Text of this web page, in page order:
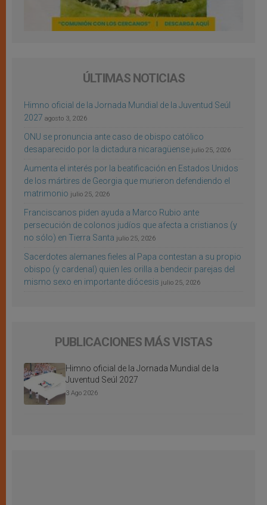
ÚLTIMAS NOTICIAS
Himno oficial de la Jornada Mundial de la Juventud Seúl
2027 agosto 3, 2026
ONU se pronuncia ante caso de obispo católico
desaparecido por la dictadura nicaragüense julio 25, 2026
Aumenta el interés por la beatificación en Estados Unidos
de los mártires de Georgia que murieron defendiendo el
matrimonio julio 25, 2026
Franciscanos piden ayuda a Marco Rubio ante
persecución de colonos judíos que afecta a cristianos (y
no sólo) en Tierra Santa julio 25, 2026
Sacerdotes alemanes fieles al Papa contestan a su propio
obispo (y cardenal) quien les orilla a bendecir parejas del
mismo sexo en importante diócesis julio 25, 2026
PUBLICACIONES MÁS VISTAS
Himno oficial de la Jornada Mundial de la
Juventud Seúl 2027
3 Ago 2026